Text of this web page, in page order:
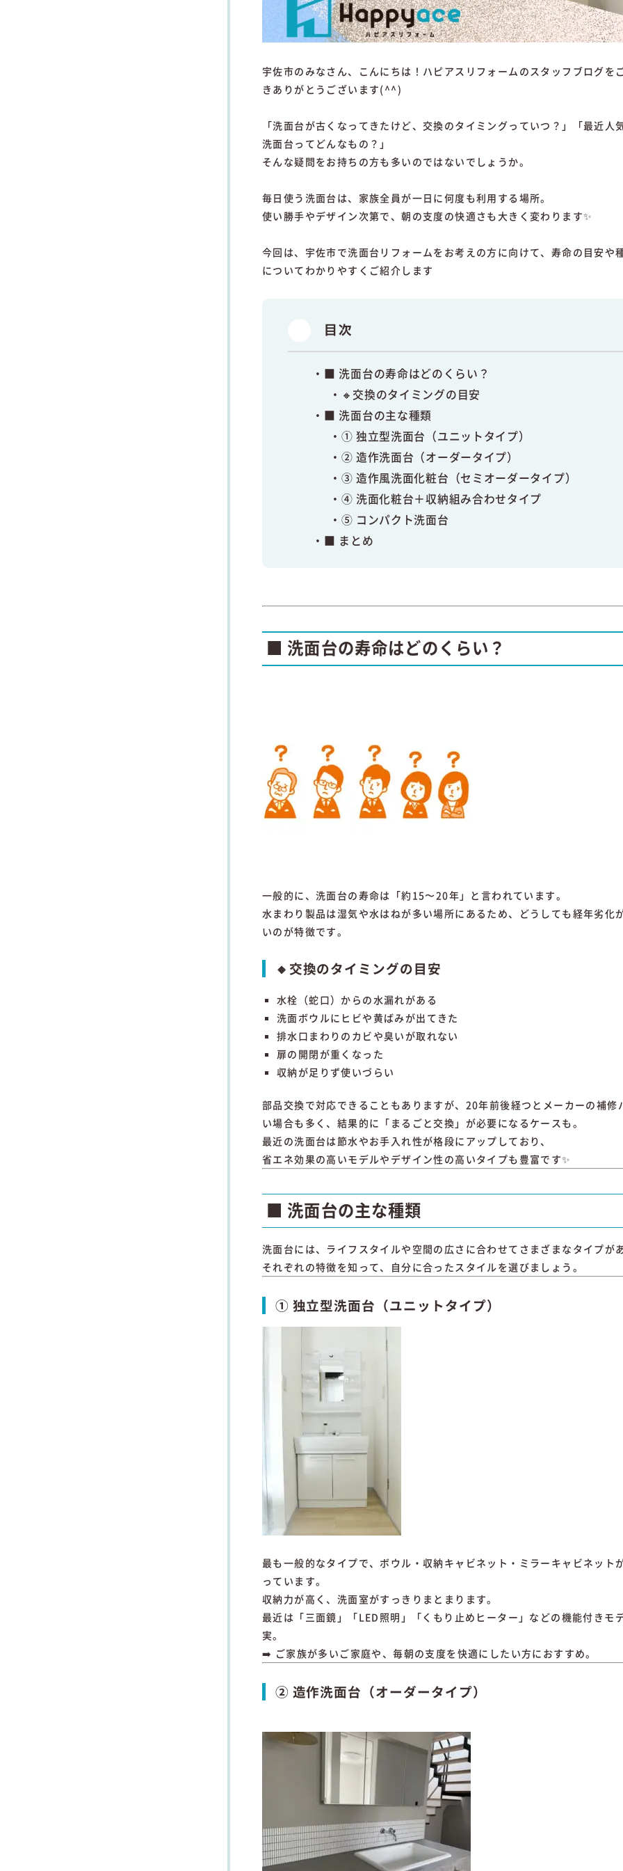
宇佐市のみなさん、こんにちは！ハピアスリフォームのスタッフブログを
きありがとうございます(^^)
「洗面台が古くなってきたけど、交換のタイミングっていつ？」「最近人
洗面台ってどんなもの？」
そんな疑問をお持ちの方も多いのではないでしょうか。
毎日使う洗面台は、家族全員が一日に何度も利用する場所。
使い勝手やデザイン次第で、朝の支度の快適さも大きく変わります✨
今回は、宇佐市で洗面台リフォームをお考えの方に向けて、寿命の目安や
についてわかりやすくご紹介します
目次
■ 洗面台の寿命はどのくらい？
🔸交換のタイミングの目安
■ 洗面台の主な種類
① 独立型洗面台（ユニットタイプ）
② 造作洗面台（オーダータイプ）
③ 造作風洗面化粧台（セミオーダータイプ）
④ 洗面化粧台＋収納組み合わせタイプ
⑤ コンパクト洗面台
■ まとめ
■ 洗面台の寿命はどのくらい？
一般的に、洗面台の寿命は「約15〜20年」と言われています。
水まわり製品は湿気や水はねが多い場所にあるため、どうしても経年劣化
いのが特徴です。
🔸交換のタイミングの目安
水栓（蛇口）からの水漏れがある
洗面ボウルにヒビや黄ばみが出てきた
排水口まわりのカビや臭いが取れない
扉の開閉が重くなった
収納が足りず使いづらい
部品交換で対応できることもありますが、20年前後経つとメーカーの補修
い場合も多く、結果的に「まるごと交換」が必要になるケースも。
最近の洗面台は節水やお手入れ性が格段にアップしており、
省エネ効果の高いモデルやデザイン性の高いタイプも豊富です✨
■ 洗面台の主な種類
洗面台には、ライフスタイルや空間の広さに合わせてさまざまなタイプが
それぞれの特徴を知って、自分に合ったスタイルを選びましょう。
① 独立型洗面台（ユニットタイプ）
最も一般的なタイプで、ボウル・収納キャビネット・ミラーキャビネット
っています。
収納力が高く、洗面室がすっきりまとまります。
最近は「三面鏡」「LED照明」「くもり止めヒーター」などの機能付きモ
実。
➡️ ご家族が多いご家庭や、毎朝の支度を快適にしたい方におすすめ。
② 造作洗面台（オーダータイプ）